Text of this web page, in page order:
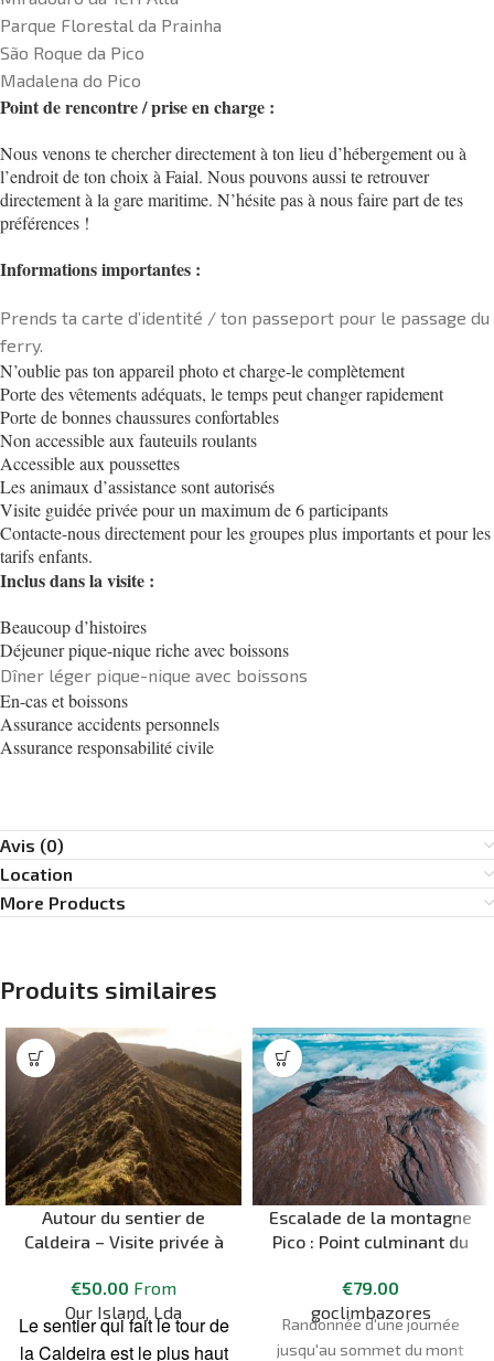
Parque Florestal da Prainha
São Roque da Pico
Madalena do Pico
Point de rencontre / prise en charge :
Nous venons te chercher directement à ton lieu d’hébergement ou à
l’endroit de ton choix à Faial. Nous pouvons aussi te retrouver
directement à la gare maritime. N’hésite pas à nous faire part de tes
préférences !
Informations importantes :
Prends ta carte d’identité / ton passeport pour le passage du
ferry.
N’oublie pas ton appareil photo et charge-le complètement
Porte des vêtements adéquats, le temps peut changer rapidement
Porte de bonnes chaussures confortables
Non accessible aux fauteuils roulants
Accessible aux poussettes
Les animaux d’assistance sont autorisés
Visite guidée privée pour un maximum de 6 participants
Contacte-nous directement pour les groupes plus importants et pour les
tarifs enfants.
Inclus dans la visite :
Beaucoup d’histoires
Déjeuner pique-nique riche avec boissons
Dîner léger pique-nique avec boissons
En-cas et boissons
Assurance accidents personnels
Assurance responsabilité civile
Avis (0)
Location
More Products
Produits similaires
Autour du sentier de
Caldeira – Visite privée à
€50.00 From
Our Island, Lda
Le sentier qui fait le tour de
la Caldeira est le plus haut
Escalade de la montagne
Pico : Point culminant du
€79.00
goclimbazores
Randonnée d'une journée
jusqu'au sommet du mont